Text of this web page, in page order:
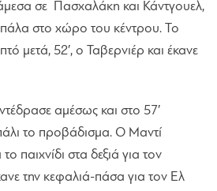
σε Πασχαλάκη και Κάντγουελ,
στο χώρο του κέντρου. Το
μετά, 52′, ο Ταβερνιέρ και έκανε
αμέσως και στο 57′
το προβάδισμα. Ο Μαντί
παιχνίδι στα δεξιά για τον
την κεφαλιά-πάσα για τον Ελ